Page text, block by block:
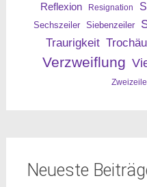
Reflexion
Resignation
Sechszeiler Siebenzeiler
Traurigkeit
Verzweiflung
Neueste